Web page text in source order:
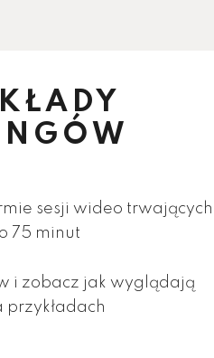
sesji wideo trwających
75 minut
i zobacz jak wyglądają
przykładach